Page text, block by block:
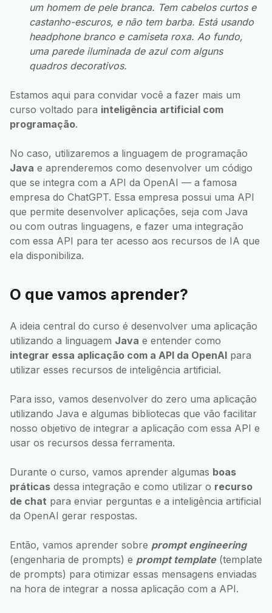
um homem de pele branca. Tem cabelos curtos e
castanho-escuros, e não tem barba. Está usando
headphonebranco e camiseta roxa. Ao fundo,
uma parede iluminada de azul com alguns
quadros decorativos.
Estamos aqui para convidar você a fazer mais um
curso voltado para inteligência artificial com
programação.
No caso, utilizaremos a linguagem de programação
Java e aprenderemos como desenvolver um código
que se integra com a API da OpenAI — a famosa
empresa do ChatGPT. Essa empresa possui uma API
que permite desenvolver aplicações, seja com Java
ou com outras linguagens, e fazer uma integração
com essa API para ter acesso aos recursos de IA que
ela disponibiliza.
O que vamos aprender?
A ideia central do curso é desenvolver uma aplicação
utilizando a linguagem Java e entender como
integrar essa aplicação com a API da OpenAI para
utilizar esses recursos de inteligência artificial.
Para isso, vamos desenvolver do zero uma aplicação
utilizando Java e algumas bibliotecas que vão facilitar
nosso objetivo de integrar a aplicação com essa API e
usar os recursos dessa ferramenta.
Durante o curso, vamos aprender algumas boas
práticas dessa integração e como utilizar o recurso
de chat para enviar perguntas e a inteligência artificial
da OpenAI gerar respostas.
Então, vamos aprender sobre prompt engineering
(engenharia de prompts) e prompt template(template
de prompts) para otimizar essas mensagens enviadas
na hora de integrar a nossa aplicação com a API.